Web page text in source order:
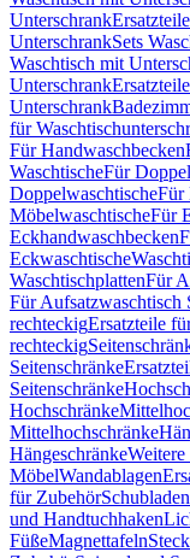
Unterschrank
UnterschrankSets
Waschtisch mit
Unterschrank
Unterschrank
für
Für Handwaschbecken
WaschtischeFür
DoppelwaschtischeFür
MöbelwaschtischeFür
Eckhandwaschbecken
Eckwaschtische
WaschtischplattenFür
Für Aufsatzwaschtisch
rechteckigErsatzteile
rechteckig
Seitenschränke
Seitenschränke
Hochschränke
Mittelhochschränke
Hängeschränke
MöbelWandablagen
für Zubehör
und Handtuchhaken
FüßeMagnettafeln